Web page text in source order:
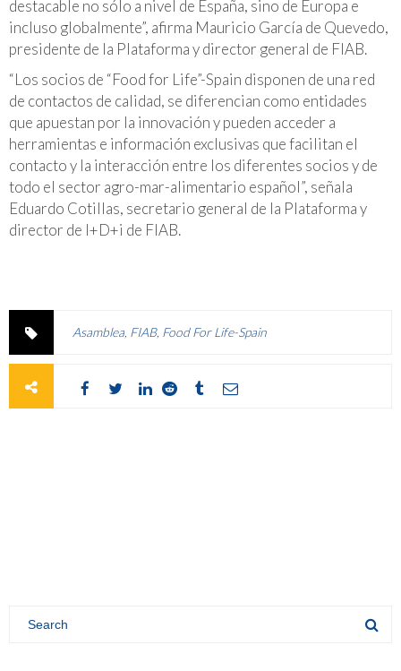
destacable no sólo a nivel de España, sino de Europa e
incluso globalmente”, afirma Mauricio García de Quevedo,
presidente de la Plataforma y director general de FIAB.
“Los socios de “Food for Life”-Spain disponen de una red
de contactos de calidad, se diferencian como entidades
que apuestan por la innovación y pueden acceder a
herramientas e información exclusivas que facilitan el
contacto y la interacción entre los diferentes socios y de
todo el sector agro-mar-alimentario español”, señala
Eduardo Cotillas, secretario general de la Plataforma y
director de I+D+i de FIAB.
Asamblea FIAB, Food For Life-Spain